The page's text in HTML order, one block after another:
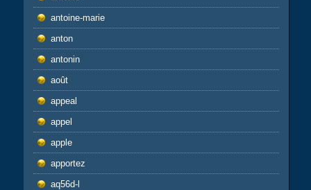
antoine-marie
anton
antonin
août
appeal
appel
apple
apportez
aq56d-l